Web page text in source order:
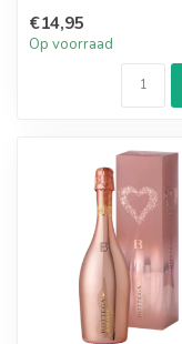
elegan...
€14,95
Op voorraad